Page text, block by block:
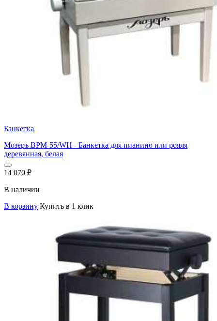
Банкетка
Мозеръ BPM-55/WH - Банкетка для пианино или рояля
деревянная, белая
14 070 ₽
В наличии
В корзину Купить в 1 клик